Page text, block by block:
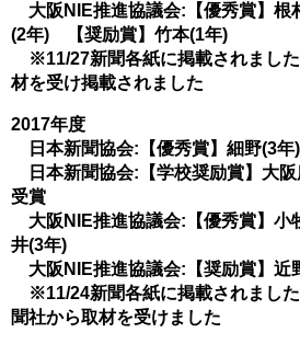
大阪NIE推進協議会:【優秀賞】根
(2年) 【奨励賞】竹本(1年)
※11/27新聞各紙に掲載されまし
材を受け掲載されました
2017年度
日本新聞協会:【優秀賞】細野(3年
日本新聞協会:【学校奨励賞】大
受賞
大阪NIE推進協議会:【優秀賞】小
井(3年)
大阪NIE推進協議会:【奨励賞】近
※11/24新聞各紙に掲載されまし
聞社から取材を受けました